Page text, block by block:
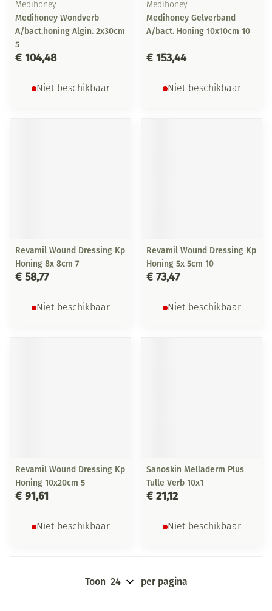
Medihoney
Medihoney Wondverb
A/bact.honing Algin. 2x30cm
5
€ 104,48
Niet beschikbaar
Medihoney
Medihoney Gelverband
A/bact. Honing 10x10cm 10
€ 153,44
Niet beschikbaar
Revamil Wound Dressing Kp
Honing 8x 8cm 7
€ 58,77
Niet beschikbaar
Revamil Wound Dressing Kp
Honing 5x 5cm 10
€ 73,47
Niet beschikbaar
Revamil Wound Dressing Kp
Honing 10x20cm 5
€ 91,61
Niet beschikbaar
Sanoskin Melladerm Plus
Tulle Verb 10x1
€ 21,12
Niet beschikbaar
Toon per pagina